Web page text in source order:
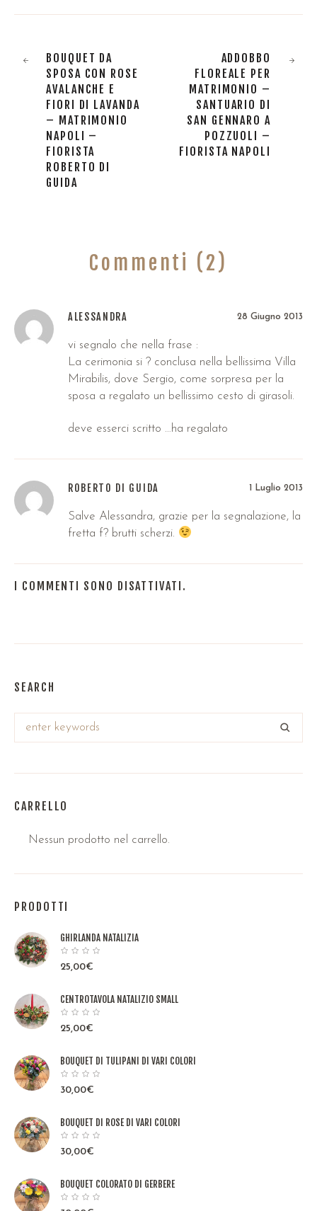
BOUQUET DA
SPOSA CON ROSE
AVALANCHE E
FIORI DI LAVANDA
– MATRIMONIO
NAPOLI –
FIORISTA
ROBERTO DI
GUIDA
ADDOBBO
FLOREALE PER
MATRIMONIO –
SANTUARIO DI
SAN GENNARO A
POZZUOLI –
FIORISTA NAPOLI
Commenti (2)
ALESSANDRA 28 Giugno 2013
vi segnalo che nella frase :
La cerimonia si ? conclusa nella bellissima Villa
Mirabilis, dove Sergio, come sorpresa per la
sposa a regalato un bellissimo cesto di girasoli.
deve esserci scritto …ha regalato
ROBERTO DI GUIDA 1 Luglio 2013
Salve Alessandra, grazie per la segnalazione, la
fretta f? brutti scherzi.
I COMMENTI SONO DISATTIVATI.
SEARCH
CARRELLO
Nessun prodotto nel carrello.
PRODOTTI
GHIRLANDA NATALIZIA
25,00€
CENTROTAVOLA NATALIZIO SMALL
25,00€
BOUQUET DI TULIPANI DI VARI COLORI
30,00€
BOUQUET DI ROSE DI VARI COLORI
30,00€
BOUQUET COLORATO DI GERBERE